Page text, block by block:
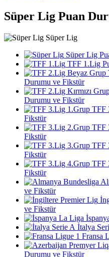
Süper Lig Puan
Süper Lig
Süper Lig
TFF 1.Lig
Durumu ve Fikstür
Durumu ve Fikstür
TFF
Fikstür
TFF
Fikstür
TFF
Fikstür
TFF
Fikstür
ve Fikstür
ve Fikstür
İtalya
Fransa
Durumu ve Fikstür